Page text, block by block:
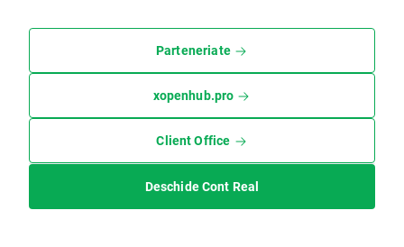
Parteneriate
xopenhub.pro
Client Office
Deschide Cont Real